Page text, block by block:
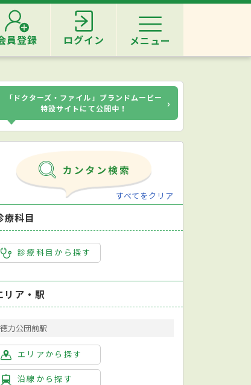
員登録 ログイン メニュー
「ドクターズ・ファイル」ブランドムービー
特設サイトにて公開中！
›
すべてをクリア
療科目
診療科目から探す
リア・駅
徳力公団前駅
エリアから探す
沿線から探す